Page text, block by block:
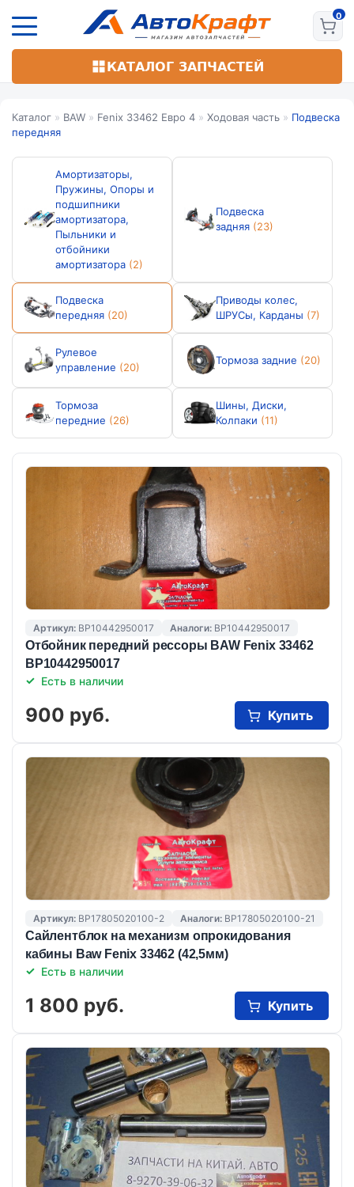
основному
КАТАЛОГ ЗАПЧАСТЕЙ
Каталог » BAW » Fenix 33462 Евро 4 » Ходовая часть » Подвеска
передняя
Амортизаторы,
Пружины, Опоры и
подшипники
амортизатора,
Пыльники и
отбойники
амортизатора (2)
Подвеска
задняя (23)
Подвеска
передняя (20)
Приводы колес,
ШРУСы, Карданы (7)
Рулевое
управление (20)
Тормоза задние (20)
Тормоза
передние (26)
Шины, Диски,
Колпаки (11)
Артикул: BP10442950017 Аналоги: ВР10442950017
Отбойник передний рессоры BAW Fenix 33462
BP10442950017
Есть в наличии
900 руб. Купить
Артикул: BP17805020100-2 Аналоги: BP17805020100-21
Сайлентблок на механизм опрокидования
кабины Baw Fenix 33462 (42,5мм)
Есть в наличии
1 800 руб. Купить